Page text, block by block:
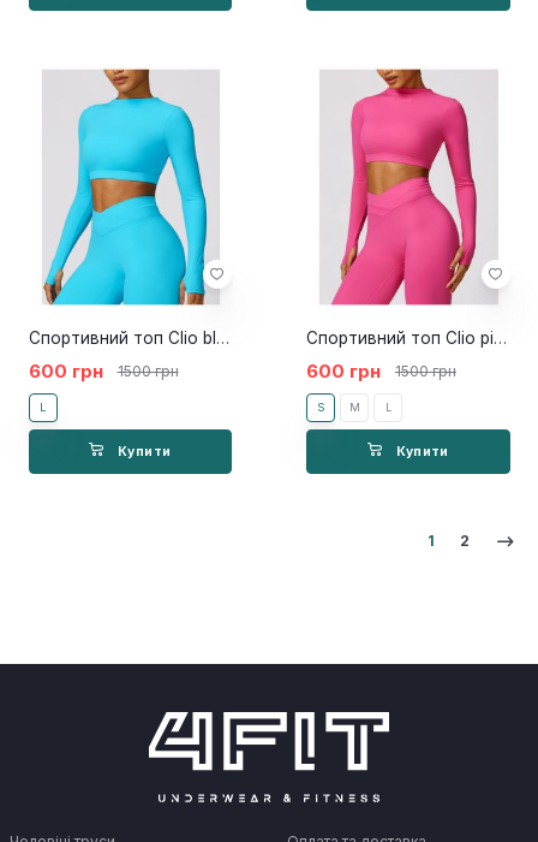
Спортивний топ Clio blue
600 грн 1500 грн
L
Купити
Спортивний топ Clio pink
600 грн 1500 грн
S M L
Купити
1 2